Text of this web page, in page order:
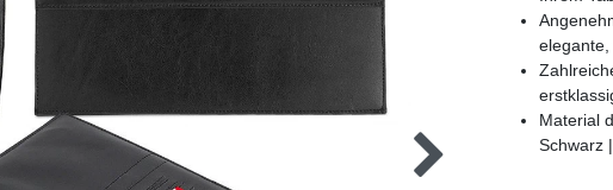
Material
Schwarz